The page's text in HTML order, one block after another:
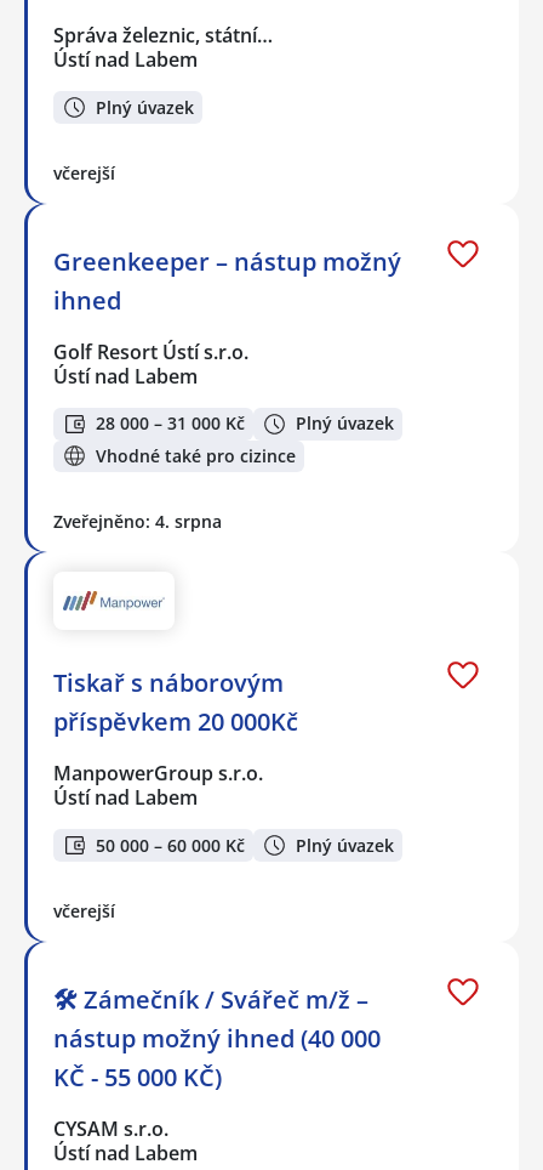
Správa železnic, státní…
Ústí nad Labem
Plný úvazek
včerejší
Greenkeeper – nástup možný
ihned
Golf Resort Ústí s.r.o.
Ústí nad Labem
28 000 – 31 000 Kč
Plný úvazek
Vhodné také pro cizince
Zveřejněno: 4. srpna
Tiskař s náborovým
příspěvkem 20 000Kč
ManpowerGroup s.r.o.
Ústí nad Labem
50 000 – 60 000 Kč Plný úvazek
včerejší
🛠️ Zámečník / Svářeč m/ž –
nástup možný ihned (40 000
KČ - 55 000 KČ)
CYSAM s.r.o.
Ústí nad Labem